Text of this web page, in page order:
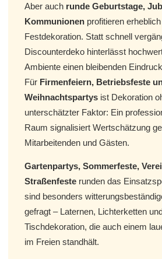
Aber auch runde Geburtstage,
Kommunionen profitieren
Festdekoration. Statt schnell
Discounterdeko hinterlässt
Ambiente einen bleibenden
Für Firmenfeiern, Betriebsfeste
Weihnachtspartys ist Dekoration
unterschätzter Faktor: Ein
Raum signalisiert Wertschätzung
Mitarbeitenden und Gästen.
Gartenpartys, Sommerfeste,
Straßenfeste runden das
sind besonders
gefragt – Laternen, Lichterketten
Tischdekoration, die auch einem
im Freien standhält.